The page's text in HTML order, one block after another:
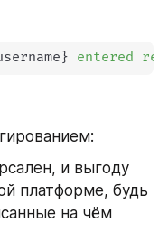
} entered
и выгоду
платформе, будь
на чём